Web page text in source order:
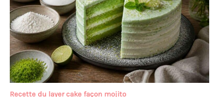
Recette du layer cake façon mojito